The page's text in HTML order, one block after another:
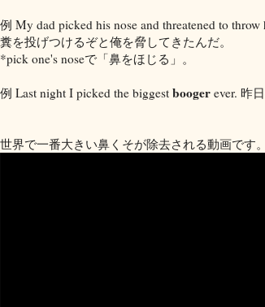
例 My dad picked his nose and threatened to throw
糞を投げつけるぞと俺を脅してきたんだ。
*pick one's noseで「鼻をほじる」。
例 Last night I picked the biggest booger ever. 昨
世界で一番大きい鼻くそが除去される動画です